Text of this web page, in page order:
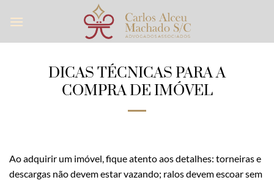
DICAS TÉCNICAS PARA A
COMPRA DE IMÓVEL
Ao adquirir um imóvel, fique atento aos detalhes: torneiras e
descargas não devem estar vazando; ralos devem escoar sem